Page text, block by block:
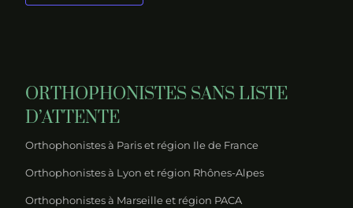
ORTHOPHONISTES SANS LISTE
D’ATTENTE
Orthophonistes à Paris et région Ile de France
Orthophonistes à Lyon et région Rhônes-Alpes
Orthophonistes à Marseille et région PACA